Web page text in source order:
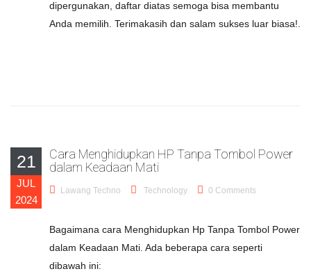
dipergunakan, daftar diatas semoga bisa membantu
Anda memilih. Terimakasih dan salam sukses luar biasa!.
21
JUL
2024
Cara Menghidupkan HP Tanpa Tombol Power
dalam Keadaan Mati
Lawang Techno Technology 0 Comments
Bagaimana cara Menghidupkan Hp Tanpa Tombol Power
dalam Keadaan Mati. Ada beberapa cara seperti
dibawah ini: